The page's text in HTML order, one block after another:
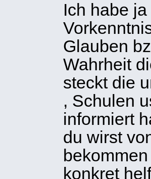
Ich habe
Glauben
Wahrheit
steckt die
, Schulen
informiert
du wirst
konkret